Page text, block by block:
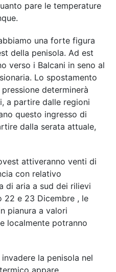
pare le temperature
una forte figura
della penisola. Ad est
verso i Balcani in seno al
Lo spostamento
determinerà
a partire dalle regioni
questo ingresso di
dalla serata attuale,
attiveranno venti di
con relativo
di aria a sud dei rilievi
22 e 23 Dicembre , le
pianura a valori
localmente potranno
la penisola nel